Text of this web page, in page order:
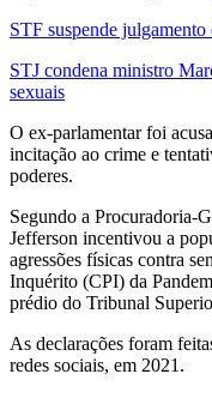
STF suspende
STJ condena ministro
sexuais
O ex-parlamentar foi
incitação ao crime e
poderes.
Segundo a Procuradoria-
Jefferson incentivou a
agressões físicas contra
Inquérito (CPI) da
prédio do Tribunal
As declarações foram
redes sociais, em 2021.